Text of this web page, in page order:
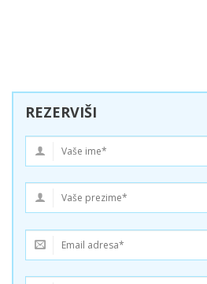
REZERVIŠI